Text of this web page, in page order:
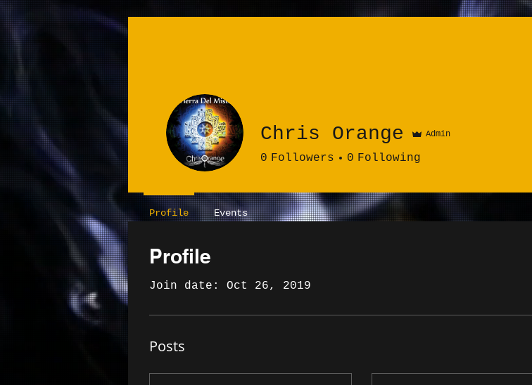
Profile
Join date: Oct 26, 2019
Posts
Chris Orange Admin
0 Followers 0 Following
Profile Events